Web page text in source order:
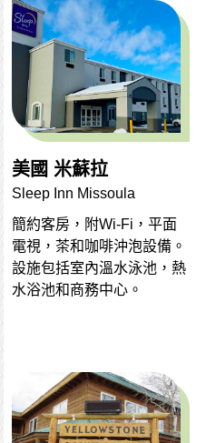
美國 米蘇拉
Sleep Inn Missoula
簡約客房，附Wi-Fi，平面
電視，茶和咖啡沖泡設備。
設施包括室內溫水泳池，熱
水浴池和商務中心。